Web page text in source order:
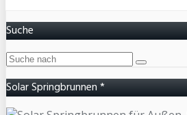
Suche
Solar Springbrunnen *